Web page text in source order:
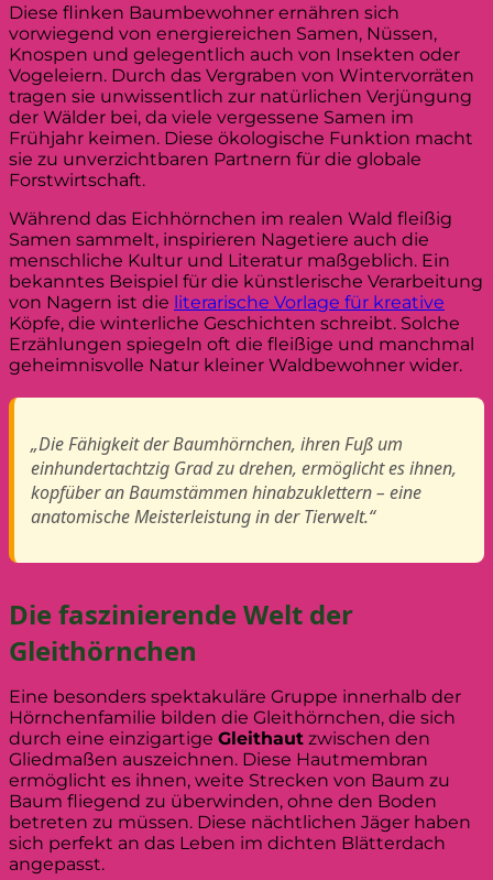
Diese flinken Baumbewohner ernähren sich
vorwiegend von energiereichen Samen, Nüssen,
Knospen und gelegentlich auch von Insekten oder
Vogeleiern. Durch das Vergraben von Wintervorräten
tragen sie unwissentlich zur natürlichen Verjüngung
der Wälder bei, da viele vergessene Samen im
Frühjahr keimen. Diese ökologische Funktion macht
sie zu unverzichtbaren Partnern für die globale
Forstwirtschaft.
Während das Eichhörnchen im realen Wald fleißig
Samen sammelt, inspirieren Nagetiere auch die
menschliche Kultur und Literatur maßgeblich. Ein
bekanntes Beispiel für die künstlerische Verarbeitung
von Nagern ist die literarische Vorlage für kreative
Köpfe, die winterliche Geschichten schreibt. Solche
Erzählungen spiegeln oft die fleißige und manchmal
geheimnisvolle Natur kleiner Waldbewohner wider.
„Die Fähigkeit der Baumhörnchen, ihren Fuß um
einhundertachtzig Grad zu drehen, ermöglicht es ihnen,
kopfüber an Baumstämmen hinabzuklettern – eine
anatomische Meisterleistung in der Tierwelt.“
Die faszinierende Welt der
Gleithörnchen
Eine besonders spektakuläre Gruppe innerhalb der
Hörnchenfamilie bilden die Gleithörnchen, die sich
durch eine einzigartige Gleithaut zwischen den
Gliedmaßen auszeichnen. Diese Hautmembran
ermöglicht es ihnen, weite Strecken von Baum zu
Baum fliegend zu überwinden, ohne den Boden
betreten zu müssen. Diese nächtlichen Jäger haben
sich perfekt an das Leben im dichten Blätterdach
angepasst.